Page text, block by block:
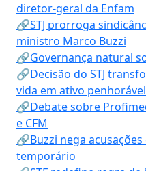
diretor-geral da Enfam
🔗STJ prorroga
ministro Marco Buzzi
🔗Governança natural
🔗Decisão do STJ
vida em ativo penhorável
🔗Debate sobre
e CFM
🔗Buzzi nega
temporário